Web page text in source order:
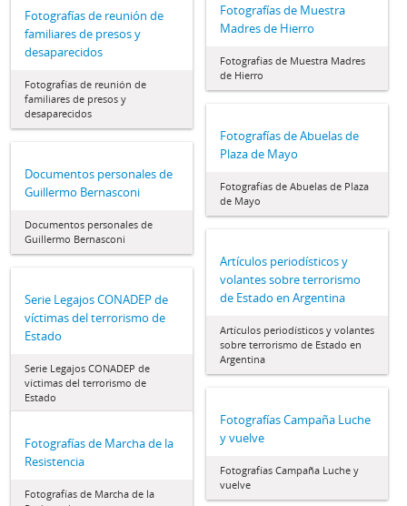
Fotografías de Muestra
Madres de Hierro
Fotografías de Muestra Madres
de Hierro
Fotografías de reunión de
familiares de presos y
desaparecidos
Fotografías de reunión de
familiares de presos y
desaparecidos
Fotografías de Abuelas de
Plaza de Mayo
Fotografías de Abuelas de Plaza
de Mayo
Documentos personales de
Guillermo Bernasconi
Documentos personales de
Guillermo Bernasconi
Artículos periodísticos y
volantes sobre terrorismo
de Estado en Argentina
Artículos periodísticos y volantes
sobre terrorismo de Estado en
Argentina
Serie Legajos CONADEP de
víctimas del terrorismo de
Estado
Serie Legajos CONADEP de
víctimas del terrorismo de
Estado
Fotografías Campaña Luche
y vuelve
Fotografías Campaña Luche y
vuelve
Fotografías de Marcha de la
Resistencia
Fotografías de Marcha de la